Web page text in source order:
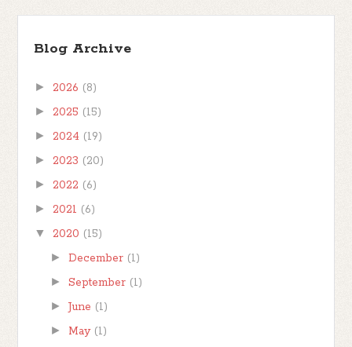
Blog Archive
► 2026 (8)
► 2025 (15)
► 2024 (19)
► 2023 (20)
► 2022 (6)
► 2021 (6)
▼ 2020 (15)
► December (1)
► September (1)
► June (1)
► May (1)